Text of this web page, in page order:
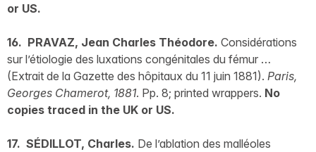
or US.
16. PRAVAZ, Jean Charles Théodore. Considérations
sur l’étiologie des luxations congénitales du fémur …
(Extrait de la Gazette des hôpitaux du 11 juin 1881). Paris,
Georges Chamerot, 1881. Pp. 8; printed wrappers. No
copies traced in the UK or US.
17. SÉDILLOT, Charles. De l’ablation des malléoles